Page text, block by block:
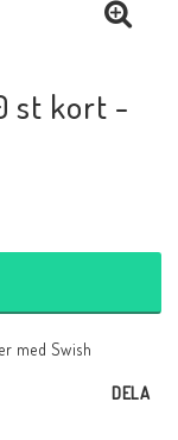
st kort -
med Swish
DELA